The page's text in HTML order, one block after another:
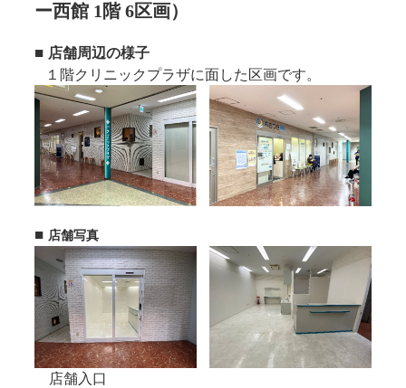
ー西館 1階 6区画）
■ 店舗周辺の様子
１階クリニックプラザに面した区画です。
■ 店舗写真
店舗入口